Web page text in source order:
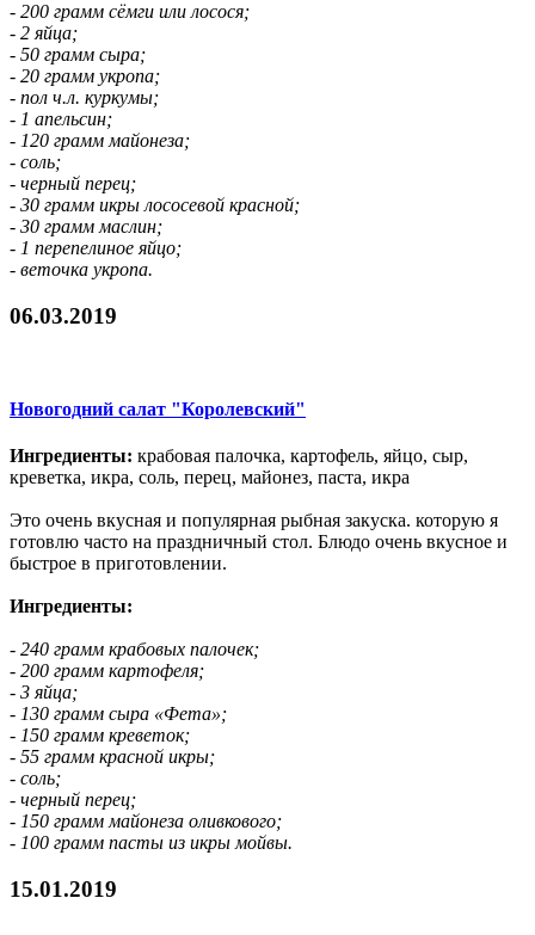
- 200 грамм сёмги или лосося;
- 2 яйца;
- 50 грамм сыра;
- 20 грамм укропа;
- пол ч.л. куркумы;
- 1 апельсин;
- 120 грамм майонеза;
- соль;
- черный перец;
- 30 грамм икры лососевой красной;
- 30 грамм маслин;
- 1 перепелиное яйцо;
- веточка укропа.
06.03.2019
Новогодний салат "Королевский"
Ингредиенты: крабовая палочка, картофель, яйцо, сыр,
креветка, икра, соль, перец, майонез, паста, икра
Это очень вкусная и популярная рыбная закуска. которую я
готовлю часто на праздничный стол. Блюдо очень вкусное и
быстрое в приготовлении.
Ингредиенты:
- 240 грамм крабовых палочек;
- 200 грамм картофеля;
- 3 яйца;
- 130 грамм сыра «Фета»;
- 150 грамм креветок;
- 55 грамм красной икры;
- соль;
- черный перец;
- 150 грамм майонеза оливкового;
- 100 грамм пасты из икры мойвы.
15.01.2019